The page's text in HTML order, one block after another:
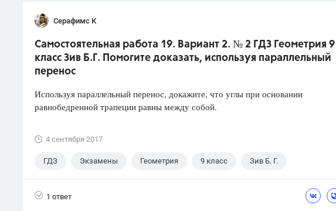
Серафимс К
Самостоятельная работа 19. Вариант 2. № 2 ГДЗ Геометрия 9
класс Зив Б.Г. Помогите доказать, используя параллельный
перенос
Используя параллельный перенос, докажите, что углы при основании
равнобедренной трапеции равны между собой.
4 сентября 2017
ГДЗ Экзамены Геометрия 9 класс Зив Б. Г.
1 ответ